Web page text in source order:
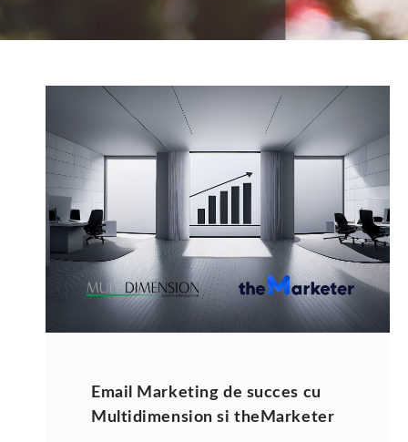
Email Marketing de succes cu
Multidimension si theMarketer